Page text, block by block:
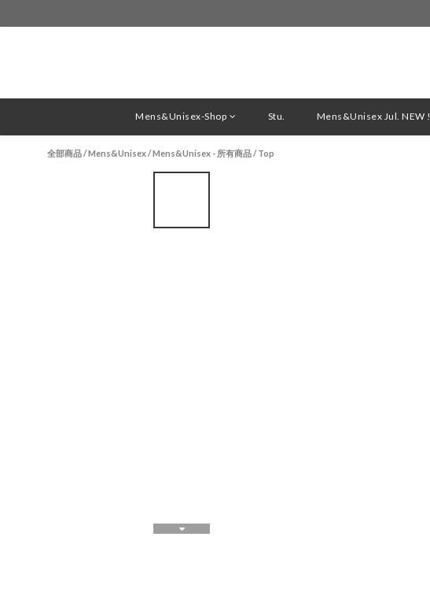
Mens&Unisex-Shop Stu. Mens&Unisex Jul. NEW !
全部商品/Mens&Unisex/Mens&Unisex - 所有商品/Top